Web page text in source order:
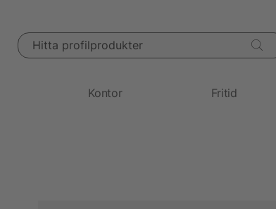
Hitta profilprodukter
Kontor Fritid